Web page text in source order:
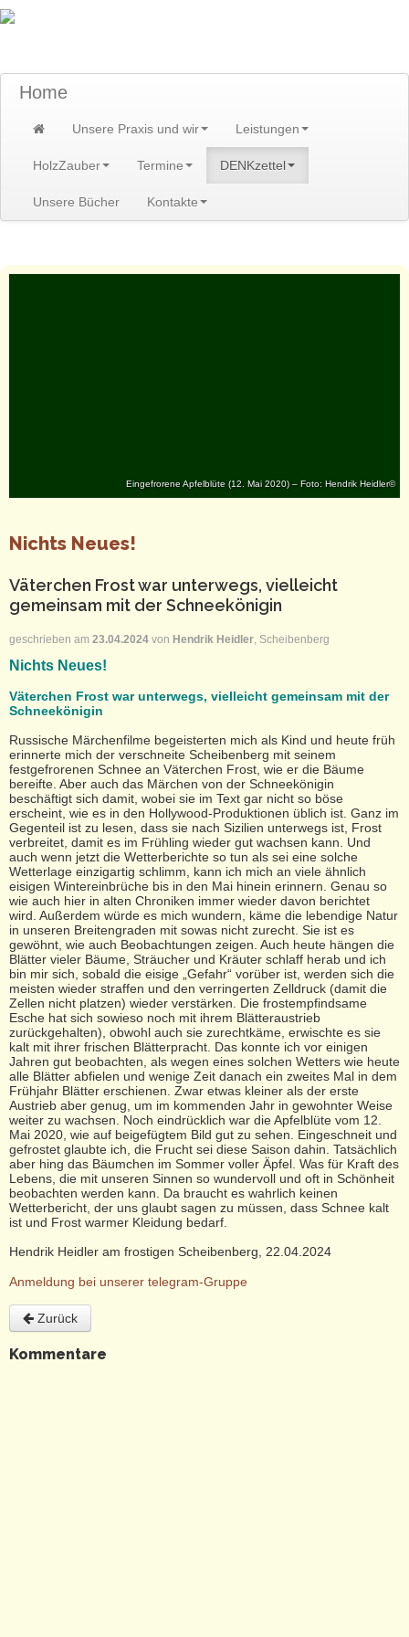
Home
Unsere Praxis und wir Leistungen
HolzZauber Termine DENKzettel
Unsere Bücher Kontakte
Eingefrorene Apfelblüte (12. Mai 2020) – Foto: Hendrik Heidler©
Nichts Neues!
Väterchen Frost war unterwegs, vielleicht
gemeinsam mit der Schneekönigin
geschrieben am 23.04.2024 von Hendrik Heidler, Scheibenberg
Nichts Neues!
Väterchen Frost war unterwegs, vielleicht gemeinsam mit der
Schneekönigin
Russische Märchenfilme begeisterten mich als Kind und heute früh
erinnerte mich der verschneite Scheibenberg mit seinem
festgefrorenen Schnee an Väterchen Frost, wie er die Bäume
bereifte. Aber auch das Märchen von der Schneekönigin
beschäftigt sich damit, wobei sie im Text gar nicht so böse
erscheint, wie es in den Hollywood-Produktionen üblich ist. Ganz im
Gegenteil ist zu lesen, dass sie nach Sizilien unterwegs ist, Frost
verbreitet, damit es im Frühling wieder gut wachsen kann. Und
auch wenn jetzt die Wetterberichte so tun als sei eine solche
Wetterlage einzigartig schlimm, kann ich mich an viele ähnlich
eisigen Wintereinbrüche bis in den Mai hinein erinnern. Genau so
wie auch hier in alten Chroniken immer wieder davon berichtet
wird. Außerdem würde es mich wundern, käme die lebendige Natur
in unseren Breitengraden mit sowas nicht zurecht. Sie ist es
gewöhnt, wie auch Beobachtungen zeigen. Auch heute hängen die
Blätter vieler Bäume, Sträucher und Kräuter schlaff herab und ich
bin mir sich, sobald die eisige „Gefahr“ vorüber ist, werden sich die
meisten wieder straffen und den verringerten Zelldruck (damit die
Zellen nicht platzen) wieder verstärken. Die frostempfindsame
Esche hat sich sowieso noch mit ihrem Blätteraustrieb
zurückgehalten), obwohl auch sie zurechtkäme, erwischte es sie
kalt mit ihrer frischen Blätterpracht. Das konnte ich vor einigen
Jahren gut beobachten, als wegen eines solchen Wetters wie heute
alle Blätter abfielen und wenige Zeit danach ein zweites Mal in dem
Frühjahr Blätter erschienen. Zwar etwas kleiner als der erste
Austrieb aber genug, um im kommenden Jahr in gewohnter Weise
weiter zu wachsen. Noch eindrücklich war die Apfelblüte vom 12.
Mai 2020, wie auf beigefügtem Bild gut zu sehen. Eingeschneit und
gefrostet glaubte ich, die Frucht sei diese Saison dahin. Tatsächlich
aber hing das Bäumchen im Sommer voller Äpfel. Was für Kraft des
Lebens, die mit unseren Sinnen so wundervoll und oft in Schönheit
beobachten werden kann. Da braucht es wahrlich keinen
Wetterbericht, der uns glaubt sagen zu müssen, dass Schnee kalt
ist und Frost warmer Kleidung bedarf.
Hendrik Heidler am frostigen Scheibenberg, 22.04.2024
Anmeldung bei unserer telegram-Gruppe
Zurück
Kommentare